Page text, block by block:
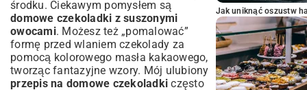
środku. Ciekawym pomysłem są
domowe czekoladki z suszonymi
owocami. Możesz też „pomalować”
formę przed wlaniem czekolady za
pomocą kolorowego masła kakaowego,
tworząc fantazyjne wzory. Mój ulubiony
przepis na domowe czekoladki często
Jak uniknąć oszustw